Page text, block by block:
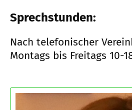
Sprechstunden:
Nach telefonischer
Montags bis Freitags 10-